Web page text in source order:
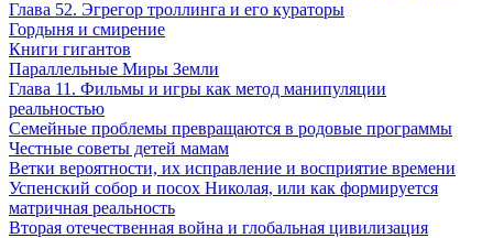
Глава 52. Эгрегор троллинга и его кураторы
Гордыня и смирение
Книги гигантов
Параллельные Миры Земли
Глава 11. Фильмы и игры как метод манипуляции
реальностью
Семейные проблемы превращаются в родовые программы
Честные советы детей мамам
Ветки вероятности, их исправление и восприятие времени
Успенский собор и посох Николая, или как формируется
матричная реальность
Вторая отечественная война и глобальная цивилизация